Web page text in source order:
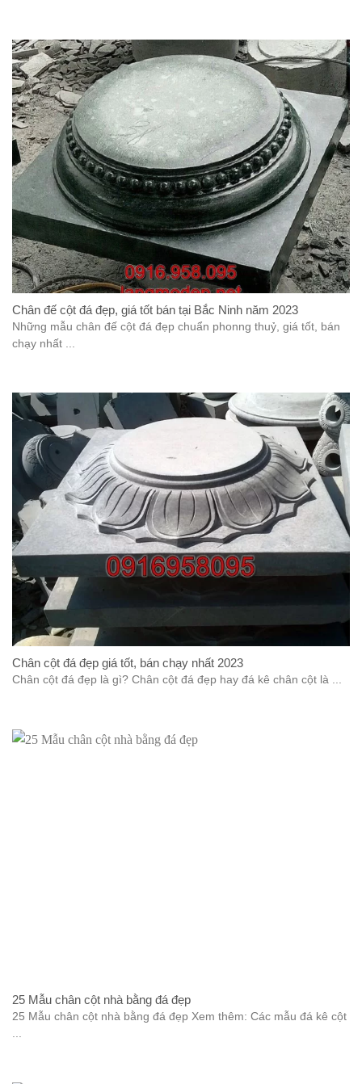
Chân đế cột đá đẹp, giá tốt bán tại Bắc Ninh năm 2023
Những mẫu chân đế cột đá đẹp chuẩn phonng thuỷ, giá tốt, bán
chạy nhất ...
Chân cột đá đẹp giá tốt, bán chạy nhất 2023
Chân cột đá đẹp là gì? Chân cột đá đẹp hay đá kê chân cột là ...
25 Mẫu chân cột nhà bằng đá đẹp
25 Mẫu chân cột nhà bằng đá đẹp Xem thêm: Các mẫu đá kê cột
...